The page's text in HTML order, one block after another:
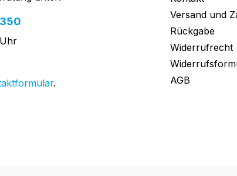
.
Versand und
Rückgabe
Widerrufrecht
AGB